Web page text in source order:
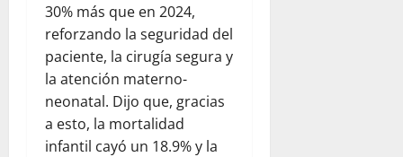
30% más que en 2024,
reforzando la seguridad del
paciente, la cirugía segura y
la atención materno-
neonatal. Dijo que, gracias
a esto, la mortalidad
infantil cayó un 18.9% y la